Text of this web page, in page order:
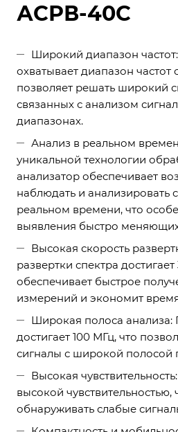
АСРВ-40С
Широкий диапазон
охватывает диапазон частот
позволяет решать широкий
связанных с анализом
диапазонах.
Анализ в реальном
уникальной технологии
анализатор обеспечивает
наблюдать и анализировать
реальном времени, что
выявления быстро
Высокая скорость
развертки спектра достигает
обеспечивает быстрое
измерений и экономит
Широкая полоса анализа:
достигает 100 МГц, что
сигналы с широкой полосой
Высокая
высокой чувствительностью,
обнаруживать слабые